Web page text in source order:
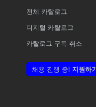
전체 카탈로그
디지털 카탈로그
카탈로그 구독 취소
채용 진행 중! 지원하기